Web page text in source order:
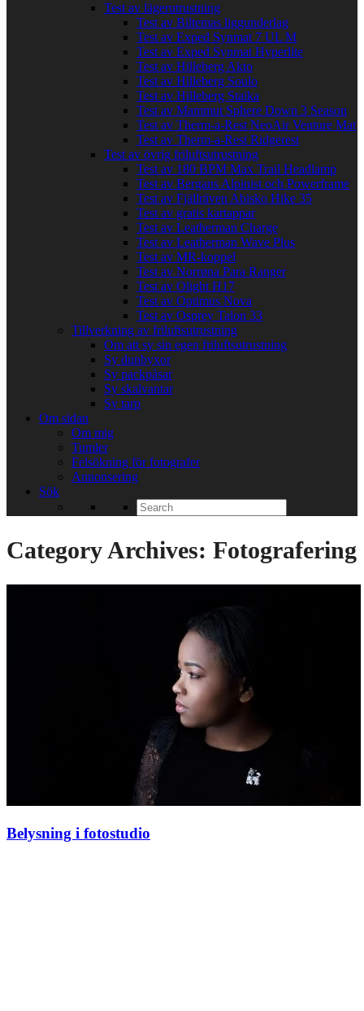
Test av lägerutrustning
Test av Biltemas liggunderlag
Test av Exped Synmat 7 UL M
Test av Exped Synmat Hyperlite
Test av Hilleberg Akto
Test av Hilleberg Soulo
Test av Hilleberg Staika
Test av Mammut Sphere Down 3 Season
Test av Therm-a-Rest NeoAir Venture Mat
Test av Therm-a-Rest Ridgerest
Test av övrig friluftsutrustning
Test av 180 BPM Max Trail Headlamp
Test av Bergans Alpinist och Powerframe
Test av Fjällräven Abisko Hike 35
Test av gratis kartappar
Test av Leatherman Charge
Test av Leatherman Wave Plus
Test av MR-koppel
Test av Norrøna Para Ranger
Test av Olight H17
Test av Optimus Nova
Test av Osprey Talon 33
Tillverkning av friluftsutrustning
Om att sy sin egen friluftsutrustning
Sy dunbyxor
Sy packpåsar
Sy skalvantar
Sy tarp
Om sidan
Om mig
Tumler
Felsökning för fotografer
Annonsering
Sök
Search
for:
Category Archives: Fotografering
Belysning i fotostudio